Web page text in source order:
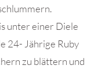
unter einer Diele
24- Jährige Ruby
zu blättern und